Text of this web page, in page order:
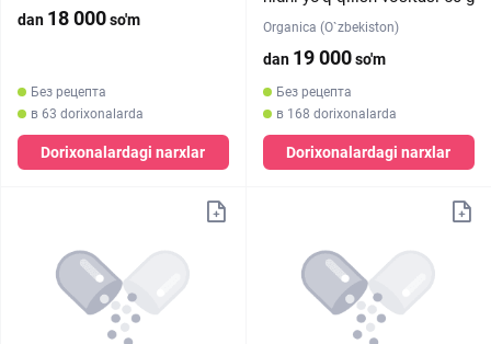
dan 18 000so'm
Без рецепта
в 63 dorixonalarda
Dorixonalardagi narxlar
Organica (O`zbekiston)
dan 19 000so'm
Без рецепта
в 168 dorixonalarda
Dorixonalardagi narxlar